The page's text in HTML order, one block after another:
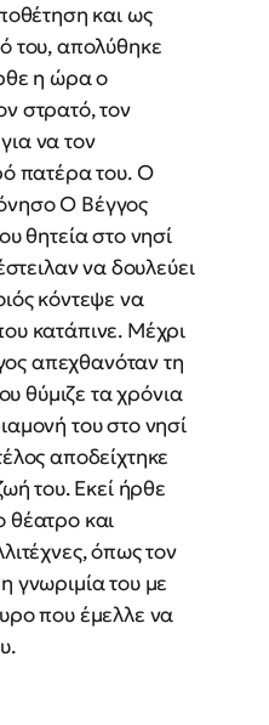
και ως
του, απολύθηκε
η ώρα ο
στρατό, τον
να τον
πατέρα του. Ο
Ο Βέγγος
θητεία στο νησί
να δουλεύει
κόντεψε να
κατάπινε. Μέχρι
απεχθανόταν τη
θύμιζε τα χρόνια
του στο νησί
αποδείχτηκε
του. Εκεί ήρθε
και
όπως τον
του με
που έμελλε να